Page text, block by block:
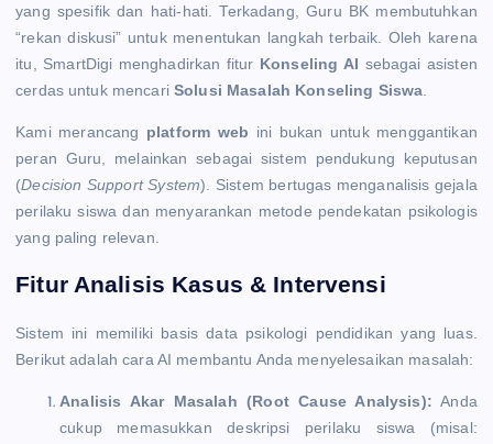
yang spesifik dan hati-hati. Terkadang, Guru BK membutuhkan
“rekan diskusi” untuk menentukan langkah terbaik. Oleh karena
itu, SmartDigi menghadirkan fitur Konseling AI sebagai asisten
cerdas untuk mencariSolusi Masalah Konseling Siswa
Kami merancang platform web ini bukan untuk menggantikan
peran Guru, melainkan sebagai sistem pendukung keputusan
(Decision Support System). Sistem bertugas menganalisis gejala
perilaku siswa dan menyarankan metode pendekatan psikologis
yang paling relevan.
Fitur Analisis Kasus & Intervensi
Sistem ini memiliki basis data psikologi pendidikan yang luas.
Berikut adalah cara AI membantu Anda menyelesaikan masalah:
Analisis Akar Masalah (Root Cause Analysis): Anda
cukup memasukkan deskripsi perilaku siswa (misal: